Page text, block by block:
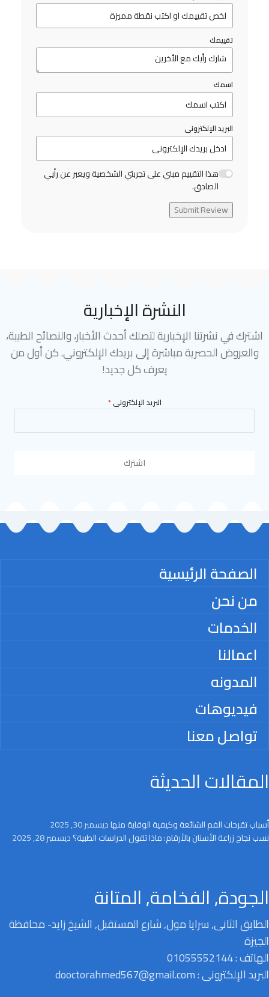
تقييمك
اسمك
البريد الإلكترونى
هذا التقييم مبني على تجربتي الشخصية ويعبر عن رأيي
الصادق.
Submit Review
النشرة الإخبارية
اشترك في نشرتنا الإخبارية لتصلك أحدث الأخبار، والنصائح الطبية،
والعروض الحصرية مباشرة إلى بريدك الإلكتروني. كن أول من
يعرف كل جديد!
البريد الإلكترونى*
اشترك
الصفحة الرئيسية
من نحن
الخدمات
اعمالنا
المدونه
فيديوهات
تواصل معنا
المقالات الحديثة
أسباب تقرحات الفم الشائعة وكيفية الوقاية منهاديسمبر 30, 2025
نسب نجاح زراعة الأسنان بالأرقام: ماذا تقول الدراسات الطبية؟ديسمبر 28, 2025
الجودة, الفخامة, المتانة
الطابق الثانى, سرايا مول, شارع المستقبل, الشيخ زايد- محافظة
الجيزة
الهاتف : 01055552144
البريد الإلكترونى : dooctorahmed567@gmail.com